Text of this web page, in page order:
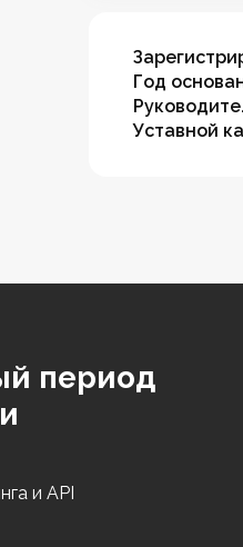
Год
Уставной
период
и API